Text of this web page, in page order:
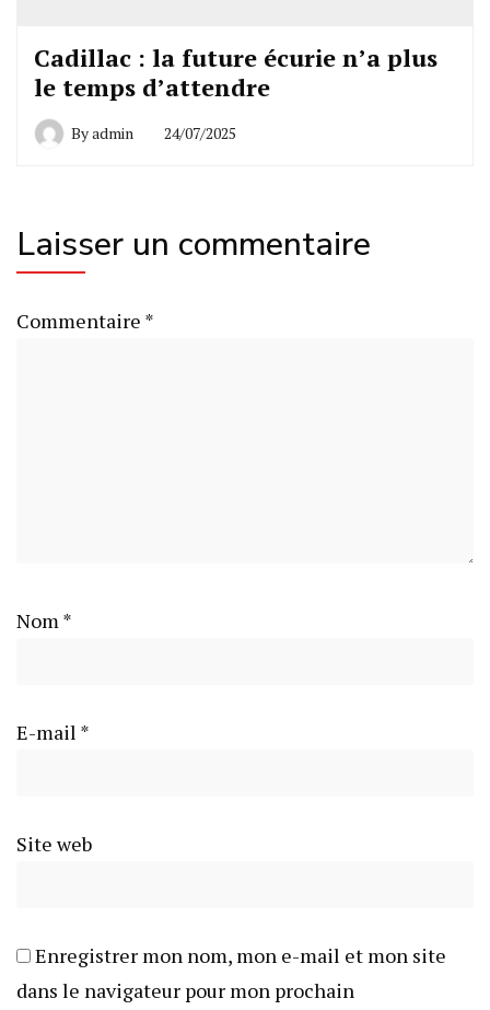
Cadillac : la future écurie n’a plus
le temps d’attendre
Byadmin 24/07/2025
Laisser un commentaire
Commentaire *
Nom *
E-mail *
Site web
Enregistrer mon nom, mon e-mail et mon site
dans le navigateur pour mon prochain